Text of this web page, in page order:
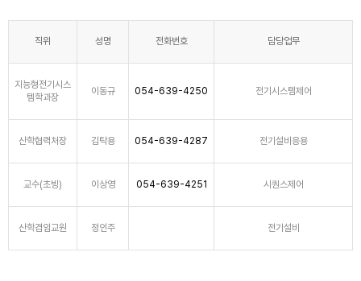
직위 성명 전화번호 담당업무
지능형전기시스
템학과장
이동규 054-639-4250 전기시스템제어
산학협력처장 김탁용 054-639-4287 전기설비응용
교수(초빙) 이상영 054-639-4251 시퀀스제어
산학겸임교원 정인주 전기설비